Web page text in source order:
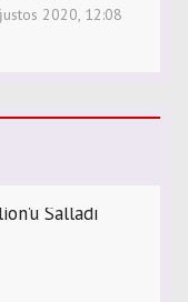
2020, 12:08
Salladı